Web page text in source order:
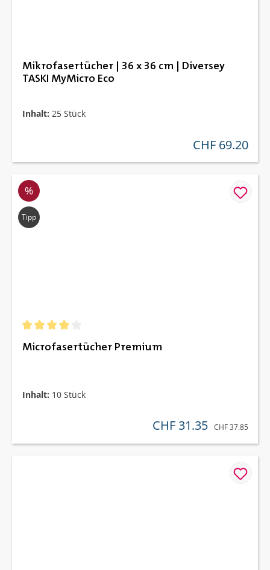
Mikrofasertücher | 36 x 36 cm | Diversey
TASKI MyMicro Eco
Inhalt: 25 Stück
regulärer preis:
CHF 69.20
Rabatt
%
Tipp
Microfasertücher Premium
Inhalt: 10 Stück
verkaufspreis:
CHF 31.35 REGULÄRER
CHF 37.85